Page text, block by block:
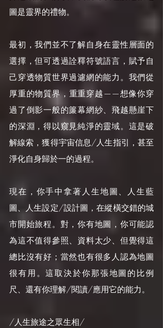
圖是靈界的禮物。
最初，我們並不了解自身在靈性層面的
選擇，但可透過詮釋符號語言，賦予自
己穿透物質世界過濾網的能力。我們從
厚重的物質界，重重穿越——想像你穿
過了倒影一般的簾幕網紗、飛越懸崖下
的深淵，得以窺見純淨的靈域。這是破
解線索，獲得宇宙信息/人生指引，甚至
淨化自身歸於一的過程。
現在，你手中拿著人生地圖、人生藍
圖、人生設定/設計圖，在縱橫交錯的城
市開始旅程。對，你有地圖，你可能認
為這不值得參照、資料太少、但覺得這
總比沒有好；當然也有很多人認為地圖
很有用。這取決於你那張地圖的比例
尺、還有你理解/閱讀/應用它的能力。
/人生旅途之眾生相/